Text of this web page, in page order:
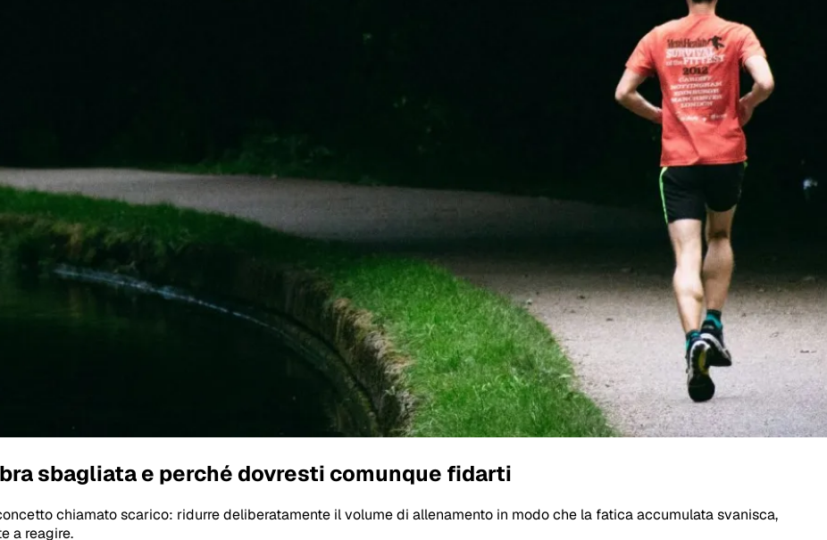
sbagliata e perché dovresti comunque fidarti
chiamato scarico: ridurre deliberatamente il volume di allenamento in modo che la fatica accumulata svanisca,
a reagire.